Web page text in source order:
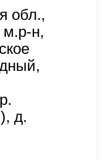
обл.,
м.р-н,
д.